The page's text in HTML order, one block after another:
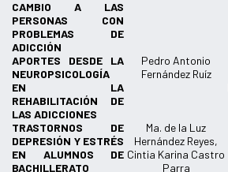
CAMBIO A LAS
PERSONAS CON
PROBLEMAS DE
ADICCIÓN
APORTES DESDE LA
NEUROPSICOLOGÍA
EN LA
REHABILITACIÓN DE
LAS ADICCIONES
Pedro Antonio
Fernández Ruíz
TRASTORNOS DE
DEPRESIÓN Y ESTRÉS
EN ALUMNOS DE
BACHILLERATO
Ma. de la Luz
Hernández Reyes,
Cintia Karina Castro
Parra